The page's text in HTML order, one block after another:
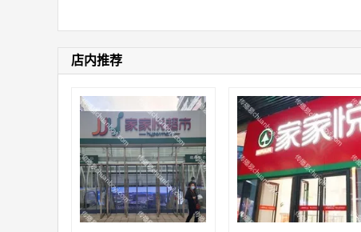
店内推荐